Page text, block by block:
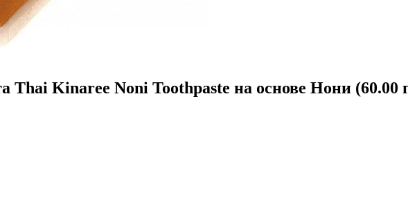
Thai Kinaree Noni Toothpaste на основе Нони (60.00